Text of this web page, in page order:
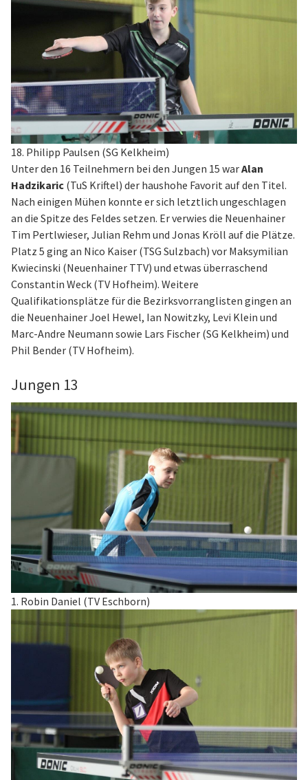
18. Philipp Paulsen (SG Kelkheim)
Unter den 16 Teilnehmern bei den Jungen 15 warAlan
Hadzikaric (TuS Kriftel) der haushohe Favorit auf den Titel.
Nach einigen Mühen konnte er sich letztlich ungeschlagen
an die Spitze des Feldes setzen. Er verwies die Neuenhainer
Tim Pertlwieser, Julian Rehm und Jonas Kröll auf die Plätze.
Platz 5 ging an Nico Kaiser (TSG Sulzbach) vor Maksymilian
Kwiecinski (Neuenhainer TTV) und etwas überraschend
Constantin Weck (TV Hofheim). Weitere
Qualifikationsplätze für die Bezirksvorranglisten gingen an
die Neuenhainer Joel Hewel, Ian Nowitzky, Levi Klein und
Marc-Andre Neumann sowie Lars Fischer (SG Kelkheim) und
Phil Bender (TV Hofheim).
Jungen 13
1. Robin Daniel (TV Eschborn)